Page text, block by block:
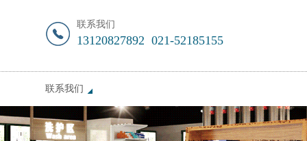
联系我们
13120827892 021-52185155
联系我们